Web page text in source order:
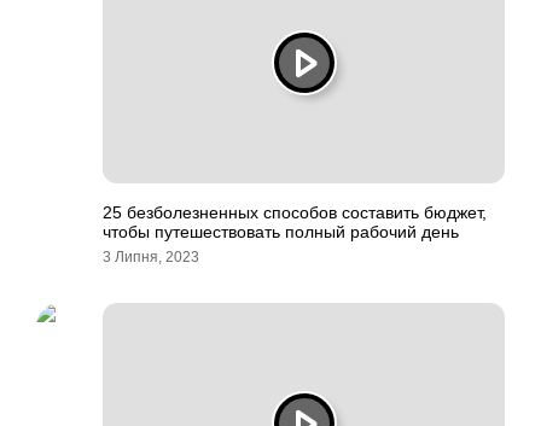
25 безболезненных способов составить бюджет,
чтобы путешествовать полный рабочий день
3 Липня, 2023